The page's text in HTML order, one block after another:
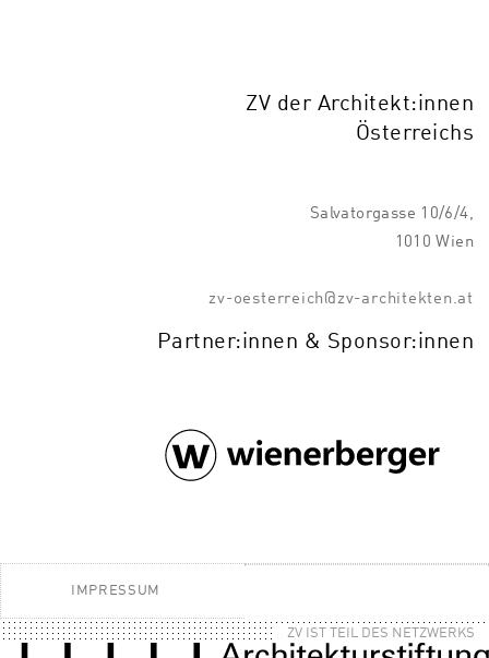
ZV der Architekt:innen
Österreichs
Salvatorgasse 10/6/4,
1010 Wien
zv-oesterreich@zv-architekten.at
Partner:innen & Sponsor:innen
IMPRESSUM
ZV IST TEIL DES NETZWERKS